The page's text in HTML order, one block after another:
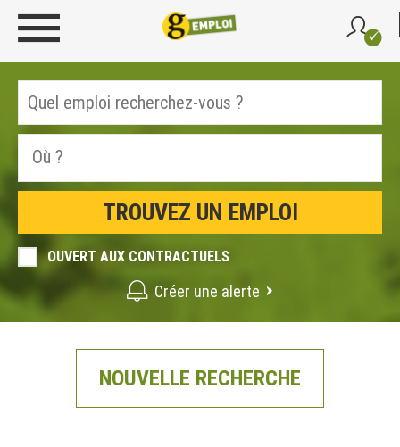
OUVERT AUX CONTRACTUELS
Créer une alerte
NOUVELLE RECHERCHE